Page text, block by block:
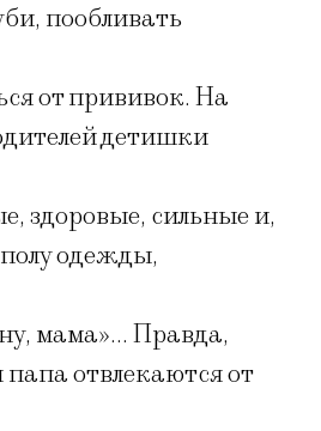
пообливать
от прививок. На
детишки
здоровые, сильные и,
одежды,
мама»… Правда,
отвлекаются от